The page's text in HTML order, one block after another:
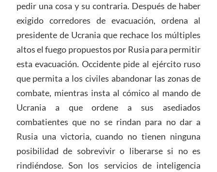
pedir una cosa y su contraria. Después de haber
exigido corredores de evacuación, ordena al
presidente de Ucrania que rechace los múltiples
altos el fuego propuestos por Rusia para permitir
esta evacuación. Occidente pide al ejército ruso
que permita a los civiles abandonar las zonas de
combate, mientras insta al cómico al mando de
Ucrania a que ordene a sus asediados
combatientes que no se rindan para no dar a
Rusia una victoria, cuando no tienen ninguna
posibilidad de sobrevivir o liberarse si no es
rindiéndose. Son los servicios de inteligencia